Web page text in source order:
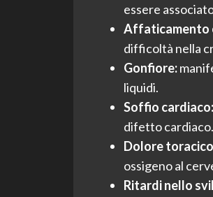
essere
Affaticamento
difficoltà nella
Gonfiore:
liquidi.
Soffio cardiaco:
difetto cardiaco.
Dolore
ossigeno al
Ritardi nello